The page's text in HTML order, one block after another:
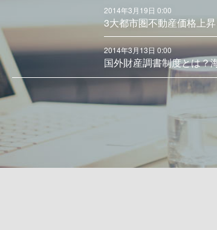
2014年3月19日 0:00
3大都市圏不動産価格上
2014年3月13日 0:00
国外財産調書制度とは？